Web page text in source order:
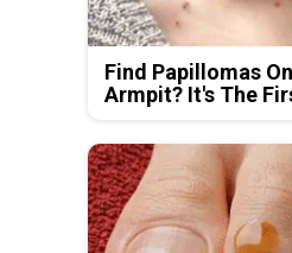
Find Papillomas
Armpit? It's The